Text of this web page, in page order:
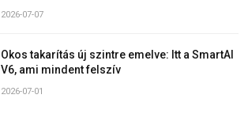
2026-07-07
Okos takarítás új szintre emelve: Itt a SmartAI
V6, ami mindent felszív
2026-07-01